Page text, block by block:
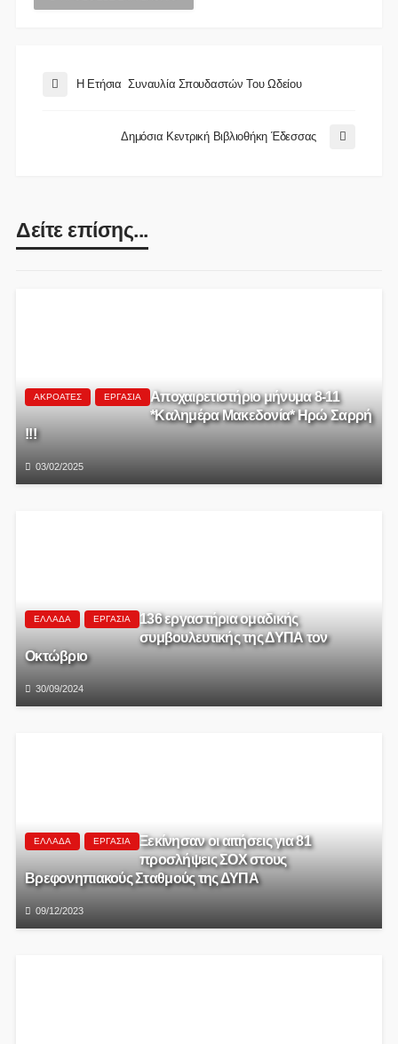
Η Ετήσια Συναυλία Σπουδαστών Του Ωδείου
Δημόσια Κεντρική Βιβλιοθήκη Έδεσσας
Δείτε επίσης...
ΑΚΡΟΑΤΈΣ ΕΡΓΑΣΊΑ
Αποχαιρετιστήριο μήνυμα 8-11
*Καλημέρα Μακεδονία* Ηρώ Σαρρή
!!!
03/02/2025
ΕΛΛΆΔΑ ΕΡΓΑΣΊΑ
136 εργαστήρια ομαδικής
συμβουλευτικής της ΔΥΠΑ τον
Οκτώβριο
30/09/2024
ΕΛΛΆΔΑ ΕΡΓΑΣΊΑ
Ξεκίνησαν οι αιτήσεις για 81
προσλήψεις ΣΟΧ στους
Βρεφονηπιακούς Σταθμούς της ΔΥΠΑ
09/12/2023